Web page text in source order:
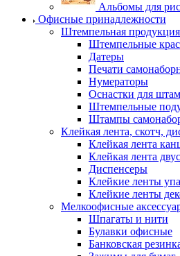
Альбомы для
Офисные принадлежности
Штемпельная продукция
Штемпельные
Датеры
Печати
Нумераторы
Оснастки для
Штемпельные
Штампы
Клейкая лента, скотч,
Клейкая лента
Клейкая лента
Диспенсеры
Клейкие ленты
Клейкие ленты
Мелкоофисные
Шпагаты и нити
Булавки офисные
Банковская